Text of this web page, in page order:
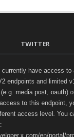
TWITTER
currently have access to
endpoints and limited
media post, oauth)
to this endpoint,
access level. You
en/portal/